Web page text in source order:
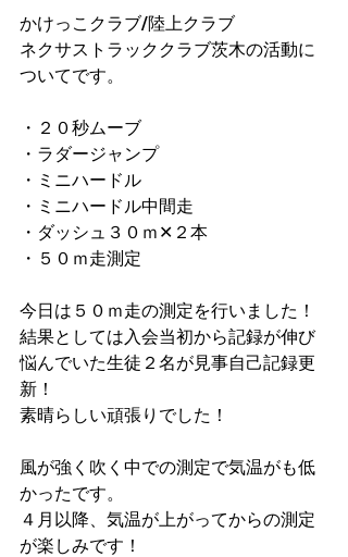
かけっこクラブ/陸上クラブ
ネクサストラッククラブ茨木の活動に
ついてです。
・２０秒ムーブ
・ラダージャンプ
・ミニハードル
・ミニハードル中間走
・ダッシュ３０ｍ✕２本
・５０ｍ走測定
今日は５０ｍ走の測定を行いました！
結果としては入会当初から記録が伸び
悩んでいた生徒２名が見事自己記録更
新！
素晴らしい頑張りでした！
風が強く吹く中での測定で気温がも低
かったです。
４月以降、気温が上がってからの測定
が楽しみです！